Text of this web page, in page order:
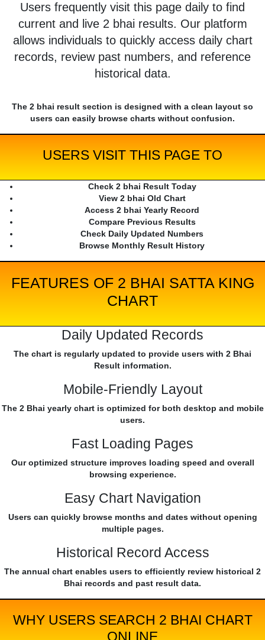
Users frequently visit this page daily to find
current and live 2 bhai results. Our platform
allows individuals to quickly access daily chart
records, review past numbers, and reference
historical data.
The 2 bhai result section is designed with a clean layout so
users can easily browse charts without confusion.
USERS VISIT THIS PAGE TO
Check 2 bhai Result Today
View 2 bhai Old Chart
Access 2 bhai Yearly Record
Compare Previous Results
Check Daily Updated Numbers
Browse Monthly Result History
FEATURES OF 2 BHAI SATTA KING
CHART
Daily Updated Records
The chart is regularly updated to provide users with 2 Bhai
Result information.
Mobile-Friendly Layout
The 2 Bhai yearly chart is optimized for both desktop and mobile
users.
Fast Loading Pages
Our optimized structure improves loading speed and overall
browsing experience.
Easy Chart Navigation
Users can quickly browse months and dates without opening
multiple pages.
Historical Record Access
The annual chart enables users to efficiently review historical 2
Bhai records and past result data.
WHY USERS SEARCH 2 BHAI CHART
ONLINE